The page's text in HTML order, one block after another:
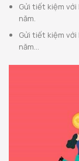
Gửi tiết kiệm với
năm.
Gửi tiết kiệm
năm…